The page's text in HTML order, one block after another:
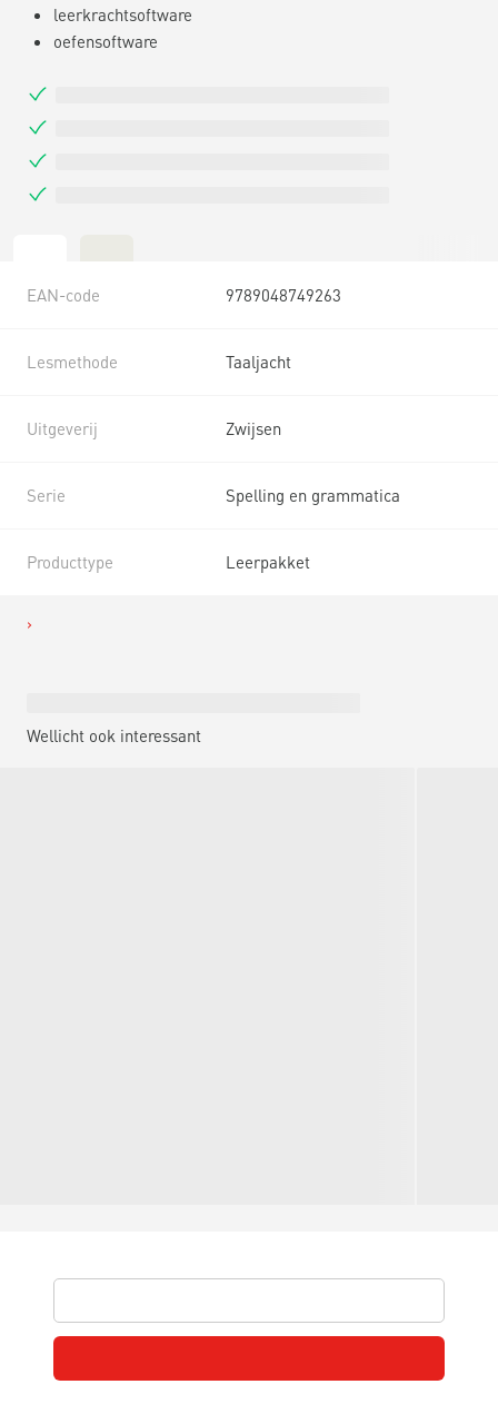
leerkrachtsoftware
oefensoftware
EAN-code 9789048749263
Lesmethode Taaljacht
Uitgeverij Zwijsen
Serie Spelling en grammatica
Producttype Leerpakket
Wellicht ook interessant